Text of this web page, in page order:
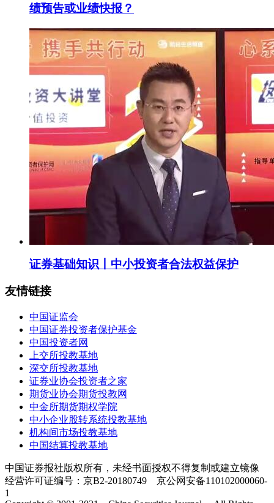
绩预告或业绩快报？
证券基础知识丨中小投资者合法权益保护
友情链接
中国证监会
中国证券投资者保护基金
中国投资者网
上交所投教基地
深交所投教基地
证券业协会投资者之家
期货业协会期货投教网
中金所期货期权学院
中小企业股转系统投教基地
机构间市场投教基地
中国结算投教基地
中国证券报社版权所有，未经书面授权不得复制或建立镜像
经营许可证编号：京B2-20180749 京公网安备110102000060-
1